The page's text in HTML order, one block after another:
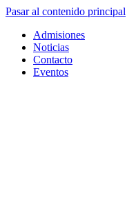
Pasar al contenido principal
Admisiones
Noticias
Contacto
Eventos